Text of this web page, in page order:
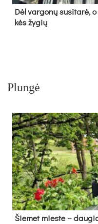
Dėl var­go­nų su­si­ta­rė,
kės žy­gių
Plungė
Šie­met mies­te –